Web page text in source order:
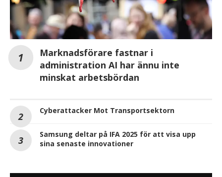
Marknadsförare fastnar i
administration AI har ännu inte
minskat arbetsbördan
Cyberattacker Mot Transportsektorn
Samsung deltar på IFA 2025 för att visa upp
sina senaste innovationer